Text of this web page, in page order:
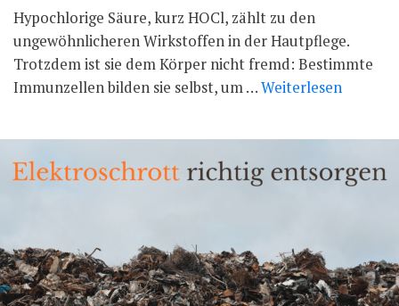
Hypochlorige Säure, kurz HOCl, zählt zu den
ungewöhnlicheren Wirkstoffen in der Hautpflege.
Trotzdem ist sie dem Körper nicht fremd: Bestimmte
Immunzellen bilden sie selbst, um …Weiterlesen